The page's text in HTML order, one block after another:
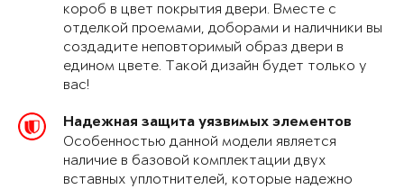
короб в цвет покрытия двери. Вместе с
отделкой проемами, доборами и наличники вы
создадите неповторимый образ двери в
едином цвете. Такой дизайн будет только у
вас!
Надежная защита уязвимых элементов
Особенностью данной модели является
наличие в базовой комплектации двух
вставных уплотнителей, которые надежно